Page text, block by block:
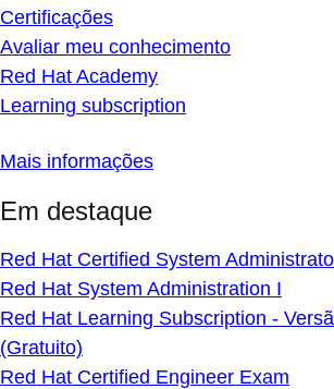
Certificações
Avaliar meu conhecimento
Red Hat Academy
Learning subscription
Mais informações
Em destaque
Red Hat Certified System
Red Hat System Administration I
Red Hat Learning Subscription -
(Gratuito)
Red Hat Certified Engineer Exam